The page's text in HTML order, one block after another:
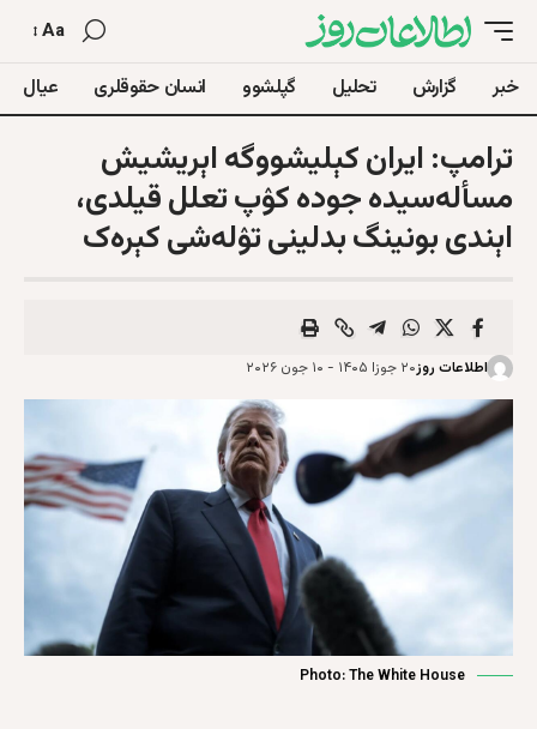
Aa
خبر گزارش تحلیل گپلشوو انسان حقوقلری عیال
ترا‌مپ: ایران کېلیشووگه اېریشیش
مسأله‌سیده جوده‌ کۉپ تعلل قیلدی،
اېندی بونینگ بدلینی تۉله‌شی کېره‌ک
اطلاعات روز۲۰ جوزا ۱۴۰۵ - ۱۰ جون ۲۰۲۶
Photo: The White House